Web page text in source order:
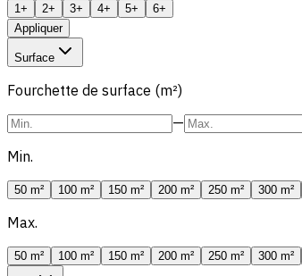
1+ 2+ 3+ 4+ 5+
6+
Appliquer
Surface
Fourchette de surface (m²)
—
Min.
50 m² 100 m² 150 m² 200 m² 250 m² 300 m²
Max.
50 m² 100 m² 150 m² 200 m² 250 m² 300 m²